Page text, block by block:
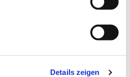
Details zeigen